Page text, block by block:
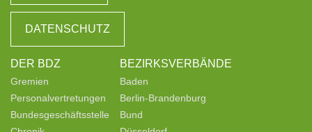
DATENSCHUTZ
DER BDZ
Gremien
Personalvertretungen
Bundesgeschäftsstelle
BEZIRKSVERBÄNDE
Baden
Berlin-Brandenburg
Bund